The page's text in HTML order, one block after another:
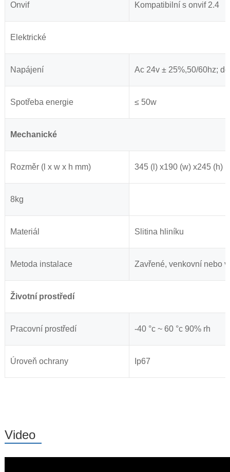
Onvif Kompatibilní s onvif 2.4
Elektrické
Napájení Ac 24v ± 25%,50/60hz;
Spotřeba energie ≤ 50w
Mechanické
Rozměr (l x w x h mm) 345 (l) x190 (w) x245 (h)
8kg
Materiál Slitina hliníku
Metoda instalace Zavřené, venkovní nebo
Životní prostředí
Pracovní prostředí -40 °c ~ 60 °c 90% rh
Úroveň ochrany Ip67
Video